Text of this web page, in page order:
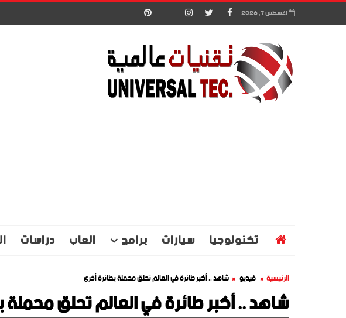
اغسطس 7, 2026
تكنولوجيا سيارات برامج العاب دراسات
الرئيسية فيديو شاهد .. أكبر طائرة في العالم تحلق محملة بطائرة أخرى
شاهد .. أكبر طائرة في العالم تحلق محملة